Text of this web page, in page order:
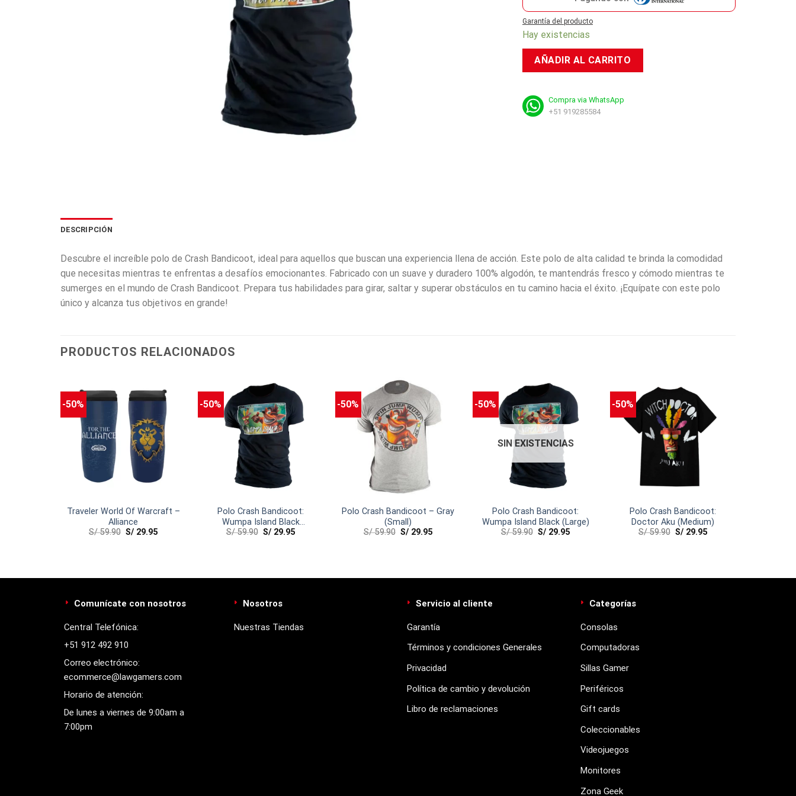
Garantía del producto
Hay existencias
AÑADIR AL CARRITO
Compra via WhatsApp
+51 919285584
DESCRIPCIÓN
Descubre el increíble polo de Crash Bandicoot, ideal para aquellos que buscan una experiencia llena de acción. Este polo de alta calidad te brinda la comodidad
que necesitas mientras te enfrentas a desafíos emocionantes. Fabricado con un suave y duradero 100% algodón, te mantendrás fresco y cómodo mientras te
sumerges en el mundo de Crash Bandicoot. Prepara tus habilidades para girar, saltar y superar obstáculos en tu camino hacia el éxito. ¡Equípate con este polo
único y alcanza tus objetivos en grande!
PRODUCTOS RELACIONADOS
-50%
Traveler World Of Warcraft –
Alliance
S/59.90 S/ 29.95
-50%
Polo Crash Bandicoot:
Wumpa Island Black
(Medium)
S/59.90 S/ 29.95
-50%
Polo Crash Bandicoot – Gray
(Small)
S/59.90 S/ 29.95
-50%
SIN EXISTENCIAS
Polo Crash Bandicoot:
Wumpa Island Black (Large)
S/59.90 S/ 29.95
-50%
Polo Crash Bandicoot:
Doctor Aku (Medium)
S/59.90 S/ 29.95
Comunícate con nosotros
Central Telefónica:
+51 912 492 910
Correo electrónico:
ecommerce@lawgamers.com
Horario de atención:
De lunes a viernes de 9:00am a
7:00pm
Nosotros
Nuestras Tiendas
Servicio al cliente
Garantía
Términos y condiciones Generales
Privacidad
Política de cambio y devolución
Libro de reclamaciones
Categorías
Consolas
Computadoras
Sillas Gamer
Periféricos
Gift cards
Coleccionables
Videojuegos
Monitores
Zona Geek